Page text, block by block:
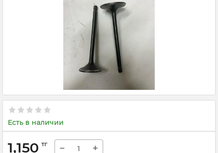
Есть в наличии
1,150 тг − +